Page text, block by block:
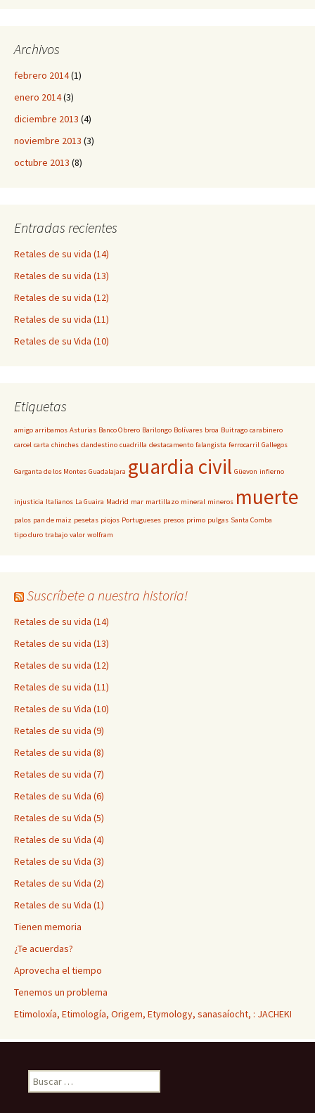
Archivos
febrero 2014(1)
enero 2014(3)
diciembre 2013 (4)
noviembre 2013 (3)
octubre 2013 (8)
Entradas recientes
Retales de su vida (14)
Retales de su vida (13)
Retales de su vida (12)
Retales de su vida (11)
Retales de su Vida (10)
Etiquetas
amigo arribamos Asturias Banco Obrero Barilongo Bolívares broa Buitrago carabinero
carcel carta chinches clandestino cuadrilla destacamento falangista ferrocarril Gallegos
Garganta de los Montes Guadalajara guardia civil Güevon infierno
injusticia Italianos La Guaira Madrid mar martillazo mineral mineros muerte
palos pan de maiz pesetas piojos Portugueses presos primo pulgas Santa Comba
tipo duro trabajo valor wolfram
Suscríbete a nuestra historia!
Retales de su vida (14)
Retales de su vida (13)
Retales de su vida (12)
Retales de su vida (11)
Retales de su Vida (10)
Retales de su vida (9)
Retales de su vida (8)
Retales de su vida (7)
Retales de su Vida (6)
Retales de su Vida (5)
Retales de su Vida (4)
Retales de su Vida (3)
Retales de su Vida (2)
Retales de su Vida (1)
Tienen memoria
¿Te acuerdas?
Aprovecha el tiempo
Tenemos un problema
Etimoloxía, Etimología, Origem, Etymology, sanasaíocht, : JACHEKI
Buscar: